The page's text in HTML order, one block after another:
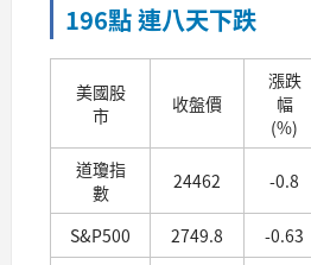
196點 連八天下跌
美國股
市
收盤價
漲跌
幅
(%)
道瓊指
數
24462 -0.8
S&P500 2749.8 -0.63